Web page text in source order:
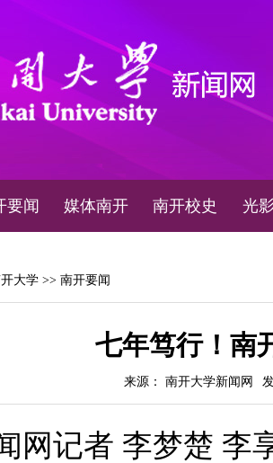
要闻 媒体南开 南开校史 光
大学 >> 南开要闻
七年笃行！南
来源： 南开大学新闻网
网记者 李梦楚 李